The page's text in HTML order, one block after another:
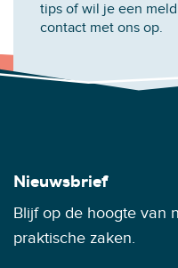
tips of wil je een
contact met ons op.
Nieuwsbrief
Blijf op de hoogte van
praktische zaken.